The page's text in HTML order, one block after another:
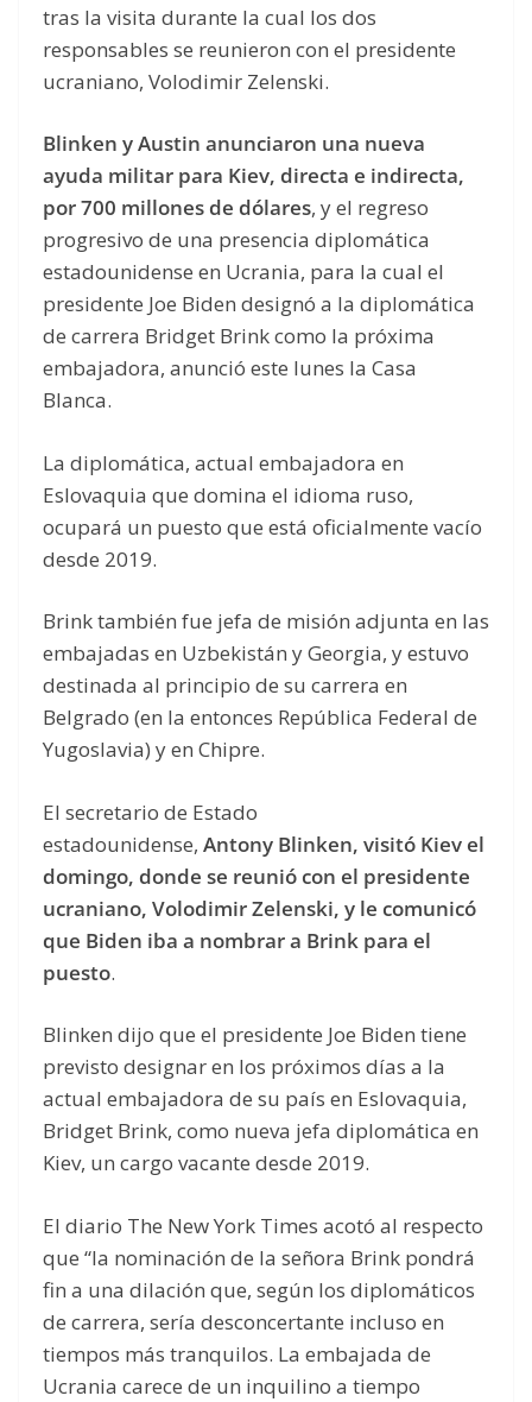
tras la visita durante la cual los dos
responsables se reunieron con el presidente
ucraniano, Volodimir Zelenski.
Blinken y Austin anunciaron una nueva
ayuda militar para Kiev, directa e indirecta,
por 700 millones de dólares, y el regreso
progresivo de una presencia diplomática
estadounidense en Ucrania, para la cual el
presidente Joe Biden designó a la diplomática
de carrera Bridget Brink como la próxima
embajadora, anunció este lunes la Casa
Blanca.
La diplomática, actual embajadora en
Eslovaquia que domina el idioma ruso,
ocupará un puesto que está oficialmente vacío
desde 2019.
Brink también fue jefa de misión adjunta en las
embajadas en Uzbekistán y Georgia, y estuvo
destinada al principio de su carrera en
Belgrado (en la entonces República Federal de
Yugoslavia) y en Chipre.
El secretario de Estado
estadounidense, Antony Blinken, visitó Kiev el
domingo, donde se reunió con el presidente
ucraniano, Volodimir Zelenski, y le comunicó
que Biden iba a nombrar a Brink para el
puesto.
Blinken dijo que el presidente Joe Biden tiene
previsto designar en los próximos días a la
actual embajadora de su país en Eslovaquia,
Bridget Brink, como nueva jefa diplomática en
Kiev, un cargo vacante desde 2019.
El diario The New York Times acotó al respecto
que “la nominación de la señora Brink pondrá
fin a una dilación que, según los diplomáticos
de carrera, sería desconcertante incluso en
tiempos más tranquilos. La embajada de
Ucrania carece de un inquilino a tiempo